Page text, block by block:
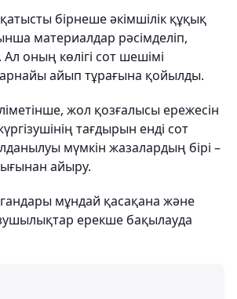
бірнеше әкімшілік құқық
материалдар рәсімделіп,
оның көлігі сот шешімі
айып тұрағына қойылды.
жол қозғалысы ережесін
тағдырын енді сот
мүмкін жазалардың бірі –
айыру.
мұндай қасақана және
ерекше бақылауда